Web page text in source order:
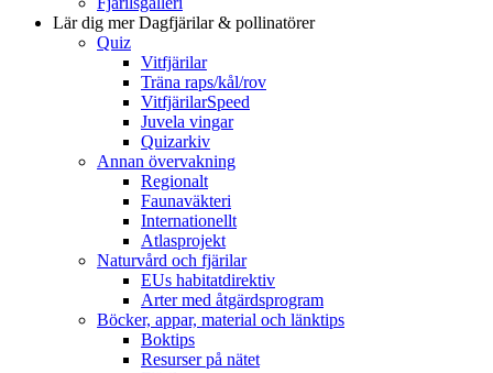
Lär dig merDagfjärilar & pollinatörer
Quiz
Vitfjärilar
Träna raps/kål/rov
VitfjärilarSpeed
Juvela vingar
Quizarkiv
Annan övervakning
Regionalt
Faunaväkteri
Internationellt
Atlasprojekt
Naturvård och fjärilar
EUs habitatdirektiv
Arter med åtgärdsprogram
Böcker, appar, material och länktips
Boktips
Resurser på nätet